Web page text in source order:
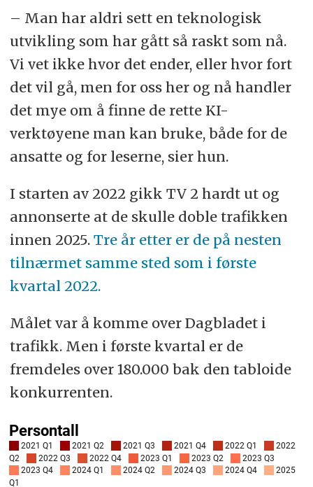
– Man har aldri sett en teknologisk
utvikling som har gått så raskt som nå.
Vi vet ikke hvor det ender, eller hvor fort
det vil gå, men for oss her og nå handler
det mye om å finne de rette KI-
verktøyene man kan bruke, både for de
ansatte og for leserne, sier hun.
I starten av 2022 gikk TV 2 hardt ut og
annonserte at de skulle doble trafikken
innen 2025. Tre år etter er de på nesten
tilnærmet samme sted som i første
kvartal 2022.
Målet var å komme over Dagbladet i
trafikk. Men i første kvartal er de
fremdeles over 180.000 bak den tabloide
konkurrenten.